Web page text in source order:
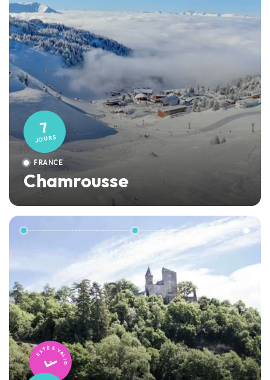
7
JOURS
FRANCE
Chamrousse
TESTÉ & VALIDÉ